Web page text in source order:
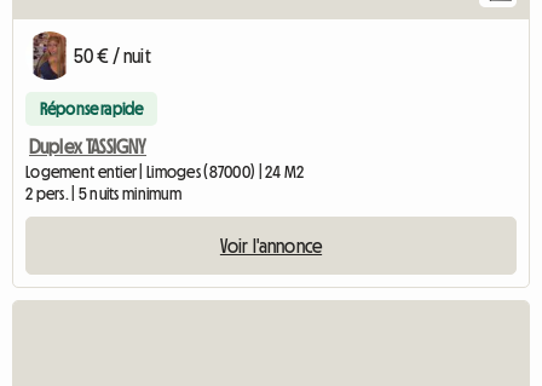
50 € / nuit
Réponse rapide
Duplex TASSIGNY
Logement entier | Limoges (87000) | 24 M2
2 pers. | 5 nuits minimum
Voir l'annonce